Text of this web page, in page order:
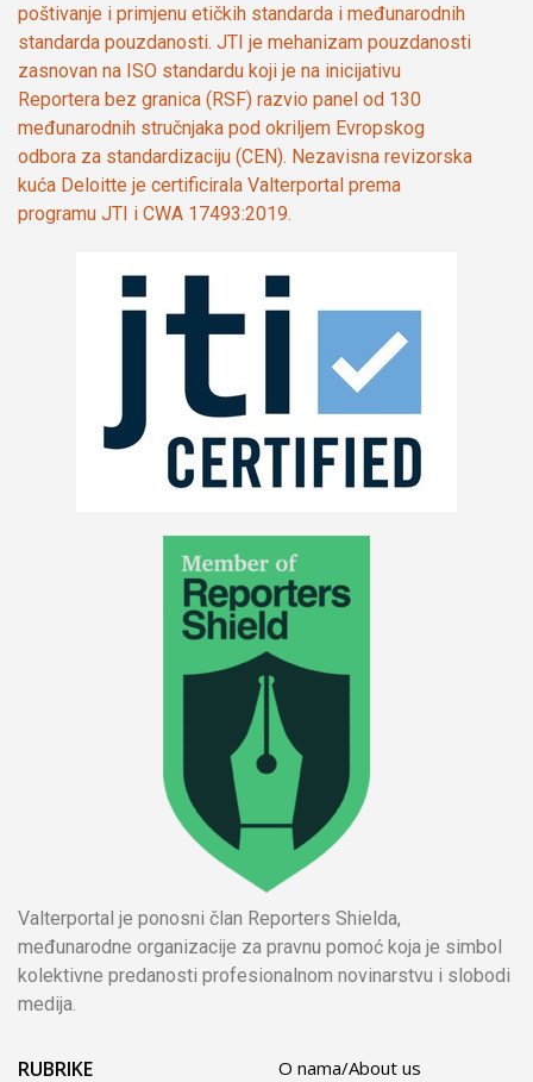
poštivanje i primjenu etičkih standarda i međunarodnih
standarda pouzdanosti. JTI je mehanizam pouzdanosti
zasnovan na ISO standardu koji je na inicijativu
Reportera bez granica (RSF) razvio panel od 130
međunarodnih stručnjaka pod okriljem Evropskog
odbora za standardizaciju (CEN). Nezavisna revizorska
kuća Deloitte je certificirala Valterportal prema
programu JTI i CWA 17493:2019.
Valterportal je ponosni član Reporters Shielda,
međunarodne organizacije za pravnu pomoć koja je simbol
kolektivne predanosti profesionalnom novinarstvu i slobodi
medija.
RUBRIKE O nama/About us